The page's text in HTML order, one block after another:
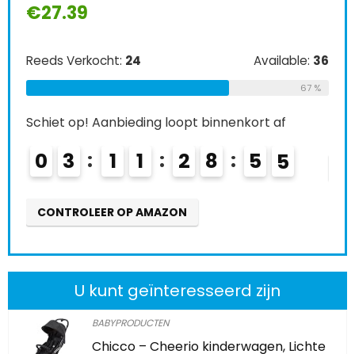
€27.39
Reeds Verkocht: 24 Available: 36
67 %
Schiet op! Aanbieding loopt binnenkort af
0 3 1 1 2 8 5 3
CONTROLEER OP AMAZON
U kunt geïnteresseerd zijn
BABYPRODUCTEN
Chicco – Cheerio kinderwagen, Lichte